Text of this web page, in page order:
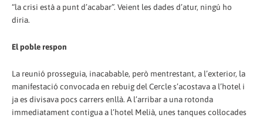
“la crisi està a punt d’acabar”. Veient les dades d’atur, ningú ho
diria.
El poble respon
La reunió prosseguia, inacabable, però mentrestant, a l’exterior, la
manifestació convocada en rebuig del Cercle s’acostava a l’hotel i
ja es divisava pocs carrers enllà. A l’arribar a una rotonda
immediatament contigua a l’hotel Melià, unes tanques col·locades